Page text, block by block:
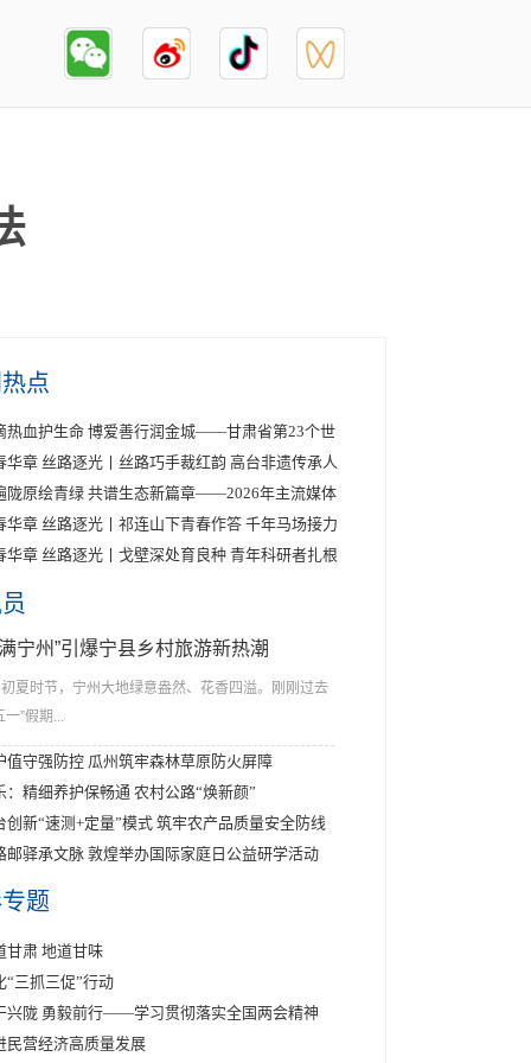
点
热血护生命 博爱善行润金城——甘肃省第23个世
华章 丝路逐光丨丝路巧手裁红韵 高台非遗传承人
陇原绘青绿 共谱生态新篇章——2026年主流媒体
华章 丝路逐光丨祁连山下青春作答 千年马场接力
华章 丝路逐光丨戈壁深处育良种 青年科研者扎根
宁州”引爆宁县乡村旅游新热潮
初夏时节，宁州大地绿意盎然、花香四溢。刚刚过去
一”假期...
值守强防控 瓜州筑牢森林草原防火屏障
：精细养护保畅通 农村公路“焕新颜”
创新“速测+定量”模式 筑牢农产品质量安全防线
邮驿承文脉 敦煌举办国际家庭日公益研学活动
题
甘肃 地道甘味
“三抓三促”行动
兴陇 勇毅前行——学习贯彻落实全国两会精神
民营经济高质量发展